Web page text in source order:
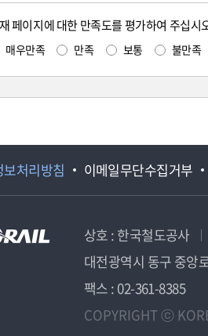
페이지에 대한 만족도를 평가하여 주십시
매우만족 만족 보통 불만족
보처리방침 이메일무단수집거부
상호 : 한국철도공사
대전광역시 동구 중앙
팩스 : 02-361-8385
COPYRIGHT ⓒ